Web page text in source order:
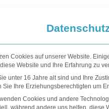
Cookies auf unserer Website.
Website und Ihre Erfahrung zu
unter 16 Jahre alt sind und Ihre
Sie Ihre Erziehungsberechtigten um
Cookies und andere
während andere uns helfen, diese